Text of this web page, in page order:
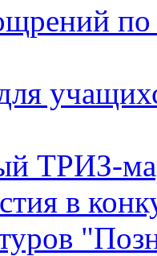
ТРИЗ-
в